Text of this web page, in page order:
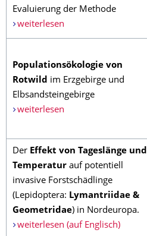
Evaluierung der Methode
weiterlesen
Populationsökologie von
Rotwild im Erzgebirge und
Elbsandsteingebirge
weiterlesen
Der Effekt von Tageslänge und
Temperatur auf potentiell
invasive Forstschädlinge
(Lepidoptera: Lymantriidae &
Geometridae) in Nordeuropa.
weiterlesen (auf Englisch)